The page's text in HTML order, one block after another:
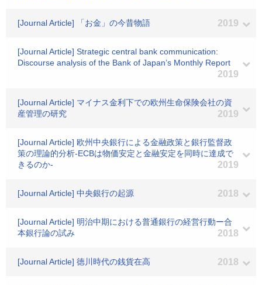
[Journal Article] 「お金」の今昔物語 2019
[Journal Article] Strategic central bank communication:
Discourse analysis of the Bank of Japan’s Monthly Report
2019
[Journal Article] マイナス金利下での欧州生命保険会社の資
産管理の研究
2019
[Journal Article] 欧州中央銀行による金融政策と銀行監督政
策の理論的分析-ECBは物価安定と金融安定を同時に達成で
きるのか-
2019
[Journal Article] 中央銀行の起源 2018
[Journal Article] 明治中期における普通銀行の経営行動ー合
本銀行論の試み
2018
[Journal Article] 徳川時代の銭貨在高 2018